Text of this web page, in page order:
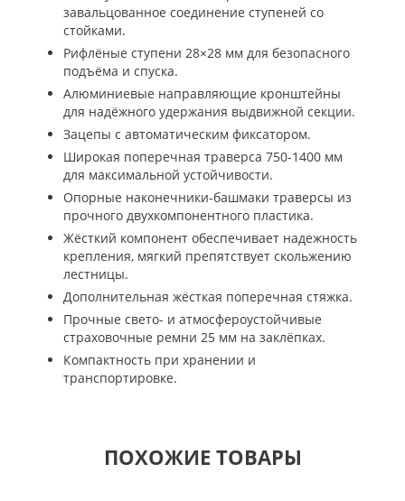
завальцованное соединение ступеней со
стойками.
Рифлёные ступени 28×28 мм для безопасного
подъёма и спуска.
Алюминиевые направляющие кронштейны
для надёжного удержания выдвижной секции.
Зацепы с автоматическим фиксатором.
Широкая поперечная траверса 750-1400 мм
для максимальной устойчивости.
Опорные наконечники-башмаки траверсы из
прочного двухкомпонентного пластика.
Жёсткий компонент обеспечивает надежность
крепления, мягкий препятствует скольжению
лестницы.
Дополнительная жёсткая поперечная стяжка.
Прочные свето- и атмосфероустойчивые
страховочные ремни 25 мм на заклёпках.
Компактность при хранении и
транспортировке.
ПОХОЖИЕ ТОВАРЫ